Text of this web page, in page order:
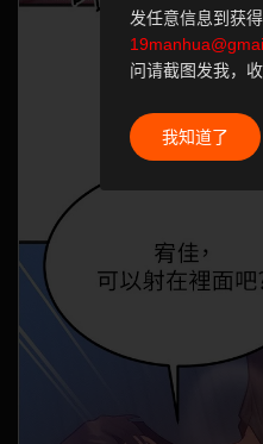
发任意信息到获
问请截图发我，
我知道了